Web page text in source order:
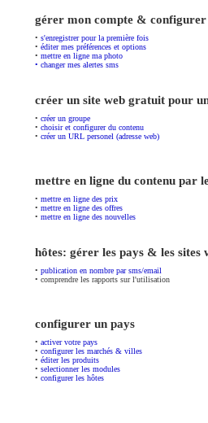
gérer mon compte & configurer
• s'enregistrer pour la première fois
• éditer mes préférences et options
• mettre en ligne ma photo
• changer mes alertes sms
créer un site web gratuit pour
• créer un groupe
• choisir et configurer du contenu
• créer un URL personel (adresse web)
mettre en ligne du contenu par
• mettre en ligne des prix
• mettre en ligne des offres
• mettre en ligne des nouvelles
hôtes: gérer les pays & les sites
• publication en nombre par sms/email
• comprendre les rapports sur l'utilisation
configurer un pays
• activer votre pays
• configurer les marchés & villes
• éditer les produits
• selectionner les modules
• configurer les hôtes